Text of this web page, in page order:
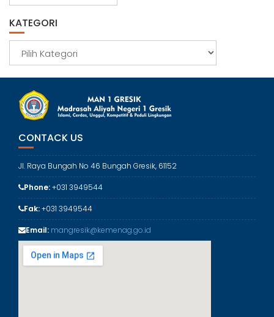
i
KATEGORI
t
CONTACK US
Jl. Raya Bungah No 46 Bungah Gresik, 61152
Phone:+031 3949544
Fak:+031 3949544
Email: mangresik@kemenag.go.id